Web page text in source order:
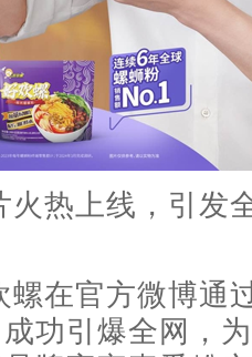
火热上线，引发
螺在官方微博通
功引爆全网，